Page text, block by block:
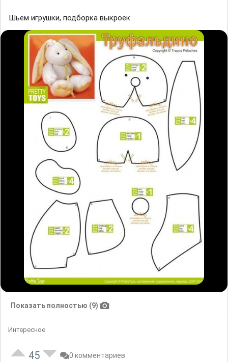
Шьем игрушки, подборка выкроек
Показать полностью (9)
Интересное
45 0 комментариев